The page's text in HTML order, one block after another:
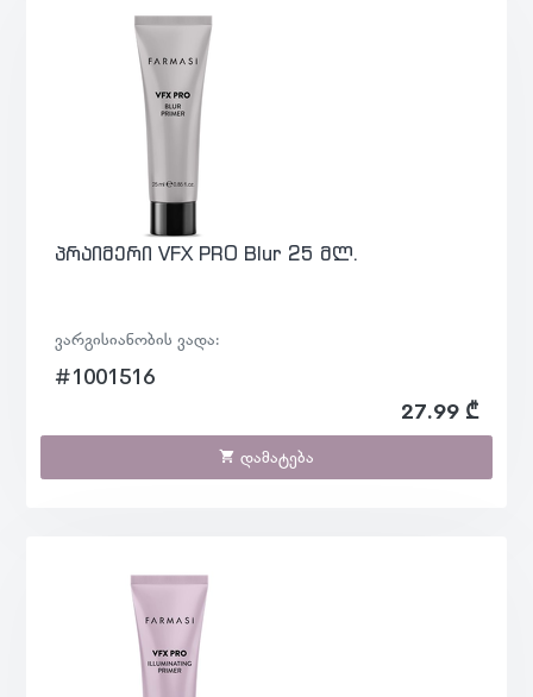
პრაიმერი VFX PRO Blur 25 მლ.
ვარგისიანობის ვადა:
#1001516
27.99 ₾
დამატება